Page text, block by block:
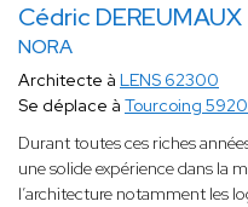
Cédric DEREUMAUX
NORA
Architecte à LENS 62300
Se déplace à Tourcoing
Durant toutes ces riches
une solide expérience dans la
l’architecture notamment les